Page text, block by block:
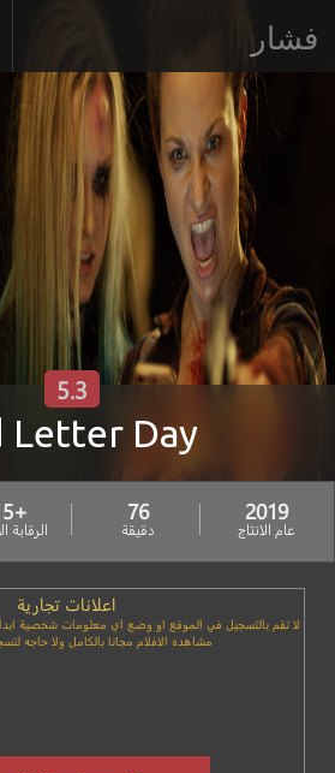
فشار
Letter Day
5.3
2019
عام الانتاج
76
دقيقة
+15
الرقابة
اعلانات تجارية
لا تقم بالتسجيل في الموقع او وضع اي معلومات شخصية
مشاهده الافلام مجانا بالكامل ولا حاجه